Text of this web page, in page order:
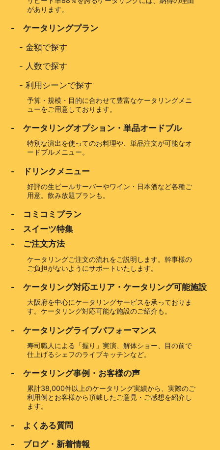
があります。
- ケータリングプラン
-金額で探す
- 人数で探す
-利用シーンで探す
予算・規模・目的に合わせて豊富なケータリングメニ
ューをご用意しております。
- ケータリングオプション・単品オードブル
特別な演出を使ってのお料理や、単品注文が可能なオ
ードブルメニュー。
- ドリンクメニュー
好評の生ビールサーバーやワイン・日本酒など各種ご
用意。飲み放題プランも。
- コミコミプラン
- スイーツ特集
- ご注文方法
ケータリングご注文の流れをご説明します。幹事様の
ご負担がないようにサポートいたします。
- ケータリング対応エリア・ケータリング可能施設
大阪府を中心にケータリングサービスを承っておりま
す。ケータリング対応可能な施設のご紹介も。
- ケータリングライブパフォーマンス
寿司職人による「握り」実演、解体ショー、目の前で
仕上げるシェフのライブキッチンなど。
- ケータリング事例・お客様の声
累計38,000件以上のケータリング実績から、実際のご
利用例とお客様から頂戴したご意見・ご感想を紹介し
ます。
- よくある質問
- ブログ・新着情報